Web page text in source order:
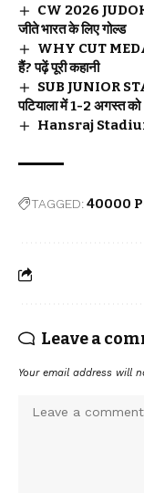
CW 2026
जीते भारत के लिए गोल्ड
WHY CUT
हैं? पढ़ें पूरी कहानी
SUB JUNIOR
पटियाला में 1-2 अगस्त को
Hansraj Stadium
TAGGED:40000
Leave a
Your email address will